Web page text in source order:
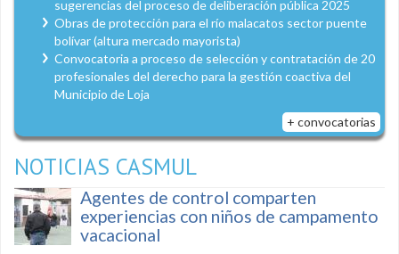
sugerencias del proceso de deliberación pública 2025
Obras de protección para el río malacatos sector puente
bolívar (altura mercado mayorista)
Convocatoria a proceso de selección y contratación de 20
profesionales del derecho para la gestión coactiva del
Municipio de Loja
+ convocatorias
NOTICIAS CASMUL
Agentes de control comparten
experiencias con niños de campamento
vacacional